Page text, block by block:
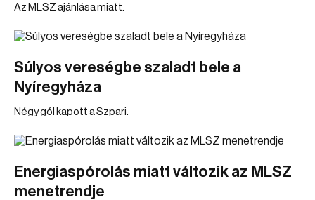
Az MLSZ ajánlása miatt.
Súlyos vereségbe szaladt bele a
Nyíregyháza
Négy gól kapott a Szpari.
Energiaspórolás miatt változik az MLSZ
menetrendje